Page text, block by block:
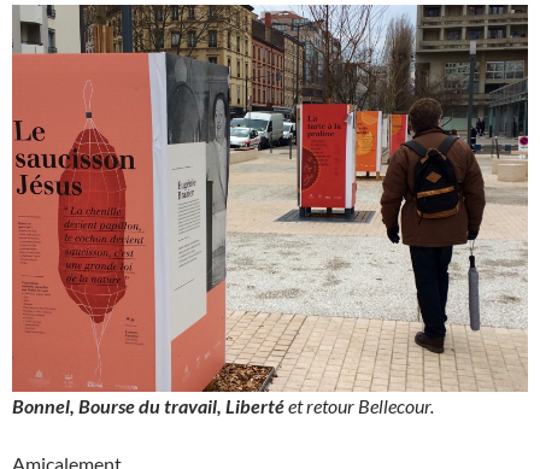
Bonnel, Bourse du travail, Libertéet retour Bellecour.
Amicalement,